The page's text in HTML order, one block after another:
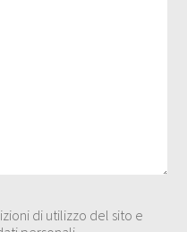
di utilizzo del sito e